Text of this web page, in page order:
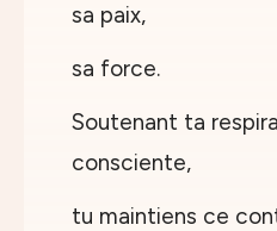
sa paix,
sa force.
Soutenant ta
consciente,
tu maintiens ce